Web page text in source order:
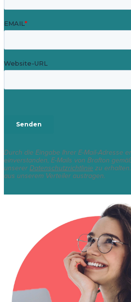
Durch die Eingabe Ihrer E-Mail-Adresse
einverstanden, E-Mails von Brafton
unsererDatenschutzrichtlinie zu
aus unserem Verteiler austragen.